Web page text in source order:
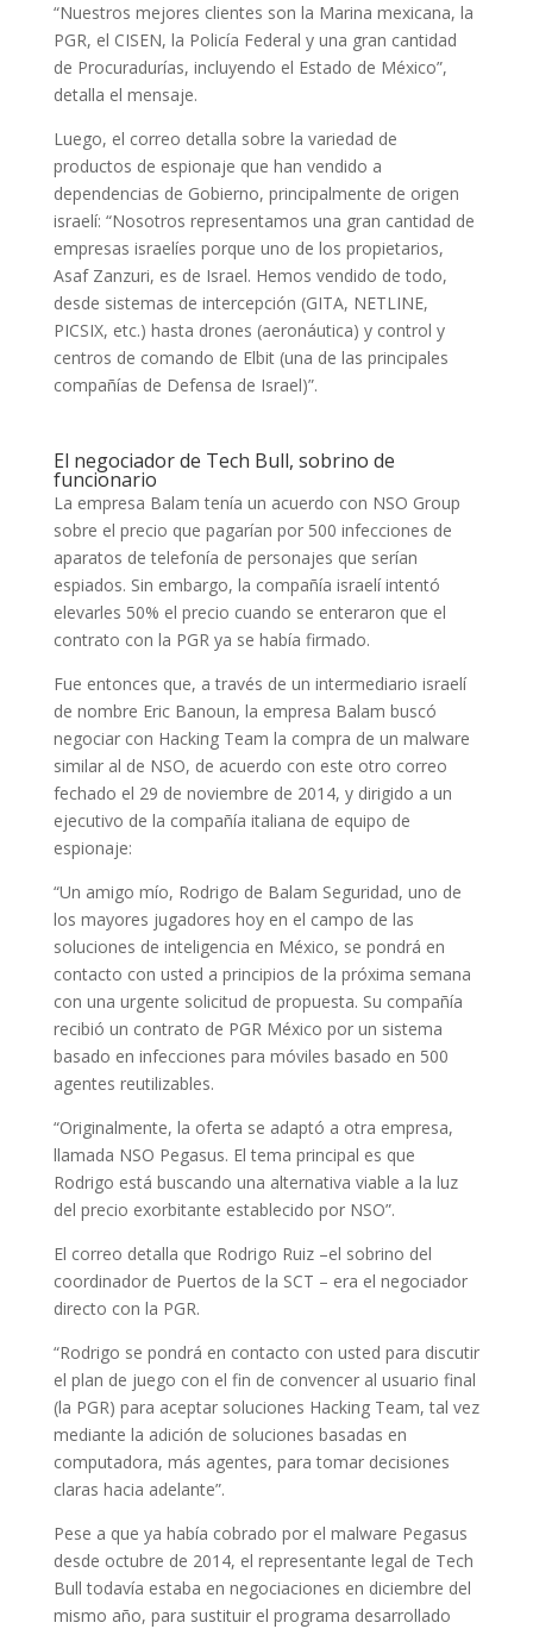
“Nuestros mejores clientes son la Marina mexicana, la
PGR, el CISEN, la Policía Federal y una gran cantidad
de Procuradurías, incluyendo el Estado de México”,
detalla el mensaje.
Luego, el correo detalla sobre la variedad de
productos de espionaje que han vendido a
dependencias de Gobierno, principalmente de origen
israelí: “Nosotros representamos una gran cantidad de
empresas israelíes porque uno de los propietarios,
Asaf Zanzuri, es de Israel. Hemos vendido de todo,
desde sistemas de intercepción (GITA, NETLINE,
PICSIX, etc.) hasta drones (aeronáutica) y control y
centros de comando de Elbit (una de las principales
compañías de Defensa de Israel)”.
El negociador de Tech Bull, sobrino de
funcionario
La empresa Balam tenía un acuerdo con NSO Group
sobre el precio que pagarían por 500 infecciones de
aparatos de telefonía de personajes que serían
espiados. Sin embargo, la compañía israelí intentó
elevarles 50% el precio cuando se enteraron que el
contrato con la PGR ya se había firmado.
Fue entonces que, a través de un intermediario israelí
de nombre Eric Banoun, la empresa Balam buscó
negociar con Hacking Team la compra de un malware
similar al de NSO, de acuerdo con este otro correo
fechado el 29 de noviembre de 2014, y dirigido a un
ejecutivo de la compañía italiana de equipo de
espionaje:
“Un amigo mío, Rodrigo de Balam Seguridad, uno de
los mayores jugadores hoy en el campo de las
soluciones de inteligencia en México, se pondrá en
contacto con usted a principios de la próxima semana
con una urgente solicitud de propuesta. Su compañía
recibió un contrato de PGR México por un sistema
basado en infecciones para móviles basado en 500
agentes reutilizables.
“Originalmente, la oferta se adaptó a otra empresa,
llamada NSO Pegasus. El tema principal es que
Rodrigo está buscando una alternativa viable a la luz
del precio exorbitante establecido por NSO”.
El correo detalla que Rodrigo Ruiz –el sobrino del
coordinador de Puertos de la SCT – era el negociador
directo con la PGR.
“Rodrigo se pondrá en contacto con usted para discutir
el plan de juego con el fin de convencer al usuario final
(la PGR) para aceptar soluciones Hacking Team, tal vez
mediante la adición de soluciones basadas en
computadora, más agentes, para tomar decisiones
claras hacia adelante”.
Pese a que ya había cobrado por el malware Pegasus
desde octubre de 2014, el representante legal de Tech
Bull todavía estaba en negociaciones en diciembre del
mismo año, para sustituir el programa desarrollado